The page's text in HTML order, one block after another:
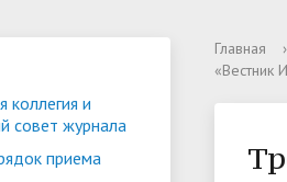
•
и сотруднику
•
лицей»
к ЕГЭ
•
содействия
выпускников
•
•
коллегия и
совет журнала
приема
Главная ›
«Вестник